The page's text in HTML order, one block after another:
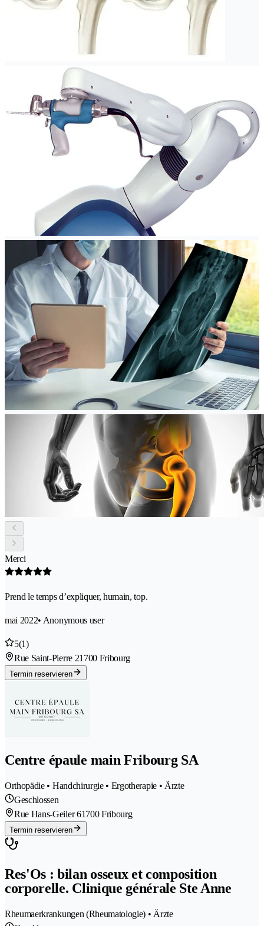
Merci
Prend le temps d’expliquer, humain, top.
mai 2022• Anonymous user
5(1)
Rue Saint-Pierre 21700 Fribourg
Termin reservieren
Centre épaule main Fribourg SA
Orthopädie • Handchirurgie • Ergotherapie • Ärzte
Geschlossen
Rue Hans-Geiler 61700 Fribourg
Termin reservieren
Res'Os : bilan osseux et composition
corporelle. Clinique générale Ste Anne
Rheumaerkrankungen (Rheumatologie) • Ärzte